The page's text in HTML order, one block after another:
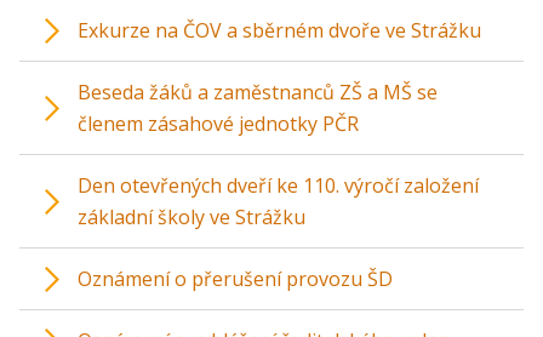
Exkurze na ČOV a sběrném dvoře ve Strážku
Beseda žáků a zaměstnanců ZŠ a MŠ se
členem zásahové jednotky PČR
Den otevřených dveří ke 110. výročí založení
základní školy ve Strážku
Oznámení o přerušení provozu ŠD